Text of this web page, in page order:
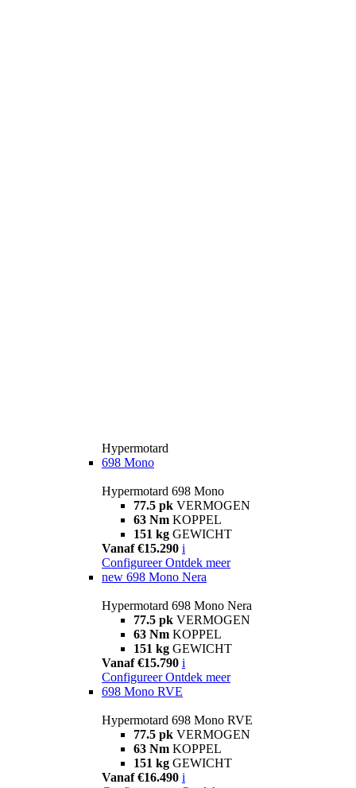
Hypermotard
698 Mono
Hypermotard 698 Mono
77.5 pk VERMOGEN
63 Nm KOPPEL
151 kg GEWICHT
Vanaf €15.290 i
Configureer Ontdek meer
new 698 Mono Nera
Hypermotard 698 Mono Nera
77.5 pk VERMOGEN
63 Nm KOPPEL
151 kg GEWICHT
Vanaf €15.790 i
Configureer Ontdek meer
698 Mono RVE
Hypermotard 698 Mono RVE
77.5 pk VERMOGEN
63 Nm KOPPEL
151 kg GEWICHT
Vanaf €16.490 i